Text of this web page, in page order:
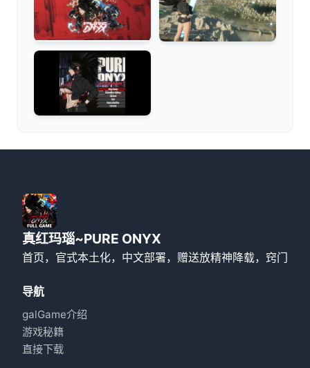
真红玛瑙~PURE ONYX
首页，官式本土化，中文部署，赠送放精神降载，窍门
导航
galGame介绍
游戏秘籍
直接下载